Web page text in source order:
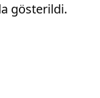
gösterildi.